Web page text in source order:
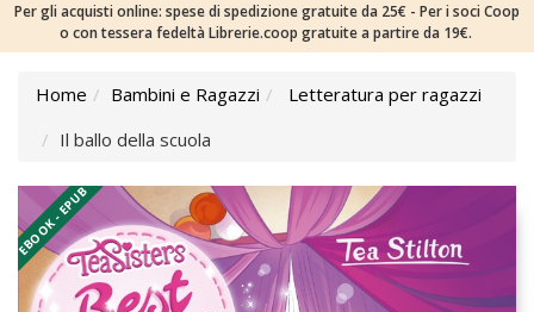
Per gli acquisti online: spese di spedizione gratuite da 25€ - Per i soci Coop
o con tessera fedeltà Librerie.coop gratuite a partire da 19€.
Home Bambini e Ragazzi
Letteratura per ragazzi
Il ballo della scuola
EBOOK - EPUB